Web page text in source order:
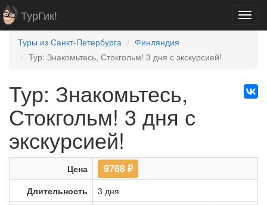
ТурГик!
Туры из Санкт-Петербурга
Финляндия
Тур: Знакомьтесь, Стокгольм! 3 дня с экскурсией!
Тур: Знакомьтесь,
Стокгольм! 3 дня с
экскурсией!
Цена 9768₽
Длительность
3 дня